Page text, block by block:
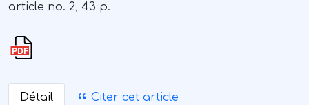
article no. 2, 43 p.
Détail Citer cet article